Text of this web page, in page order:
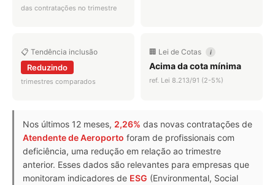
das contratações no trimestre
📋 Tendência inclusão
Reduzindo
trimestres comparados
🏢 Lei de Cotas i
Acima da cota mínima
ref. Lei 8.213/91 (2-5%)
Nos últimos 12 meses, 2,26% das novas contratações de
Atendente de Aeroporto foram de profissionais com
deficiência, uma redução em relação ao trimestre
anterior. Esses dados são relevantes para empresas que
monitoram indicadores de ESG (Environmental, Social